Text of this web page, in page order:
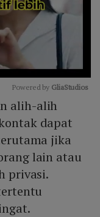
Mute
Powered by GliaStudios
alih-alih
dapat
jika
lain atau
privasi.